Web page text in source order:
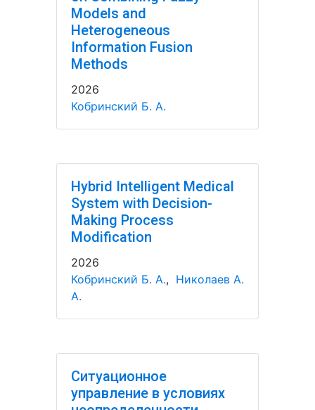
Models and
Heterogeneous
Information Fusion
Methods
2026
Кобринский Б. А.
Hybrid Intelligent Medical
System with Decision-
Making Process
Modification
2026
Кобринский Б. А., Николаев А.
А.
Ситуационное
управление в условиях